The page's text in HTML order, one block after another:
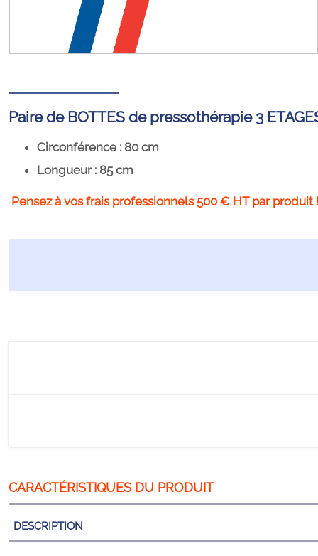
Paire de BOTTES de pressothérapie 3
Circonférence : 80 cm
Longueur : 85 cm
Pensez à vos frais professionnels 500 € HT par produit !
DESCRIPTION